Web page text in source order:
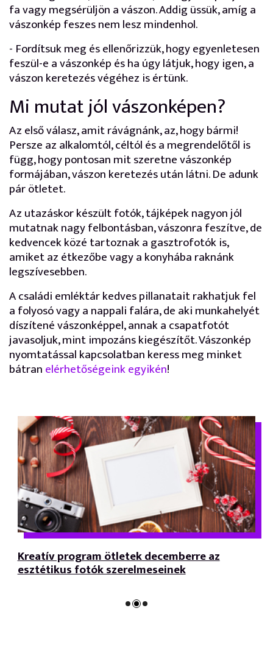
fa vagy megsérüljön a vászon. Addig üssük, amíg a
vászonkép feszes nem lesz mindenhol.
- Fordítsuk meg és ellenőrizzük, hogy egyenletesen
feszül-e a vászonkép és ha úgy látjuk, hogy igen, a
vászon keretezés végéhez is értünk.
Mi mutat jól vászonképen?
Az első válasz, amit rávágnánk, az, hogy bármi!
Persze az alkalomtól, céltól és a megrendelőtől is
függ, hogy pontosan mit szeretne vászonkép
formájában, vászon keretezés után látni. De adunk
pár ötletet.
Az utazáskor készült fotók, tájképek nagyon jól
mutatnak nagy felbontásban, vászonra feszítve, de
kedvencek közé tartoznak a gasztrofotók is,
amiket az étkezőbe vagy a konyhába raknánk
legszívesebben.
A családi emléktár kedves pillanatait rakhatjuk fel
a folyosó vagy a nappali falára, de aki munkahelyét
díszítené vászonképpel, annak a csapatfotót
javasoljuk, mint impozáns kiegészítőt. Vászonkép
nyomtatással kapcsolatban keress meg minket
bátranelérhetőségeink egyikén!
Kreatív program ötletek decemberre az
esztétikus fotók szerelmeseinek